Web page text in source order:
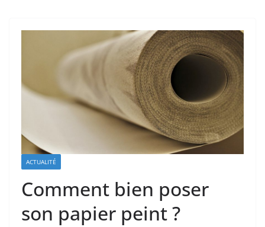
ACTUALITÉ
Comment bien poser
son papier peint ?